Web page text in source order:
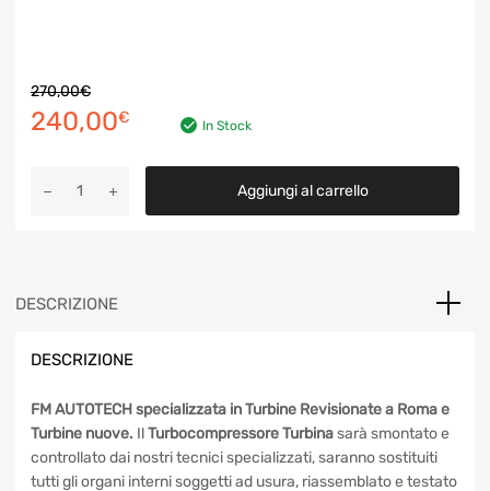
270,00 €
prezzo
270,00€.
attuale
Turbocompressore
Punto,
Palio
quantità
Aggiungi al carrello
FM AUTOTECH specializzata in Turbine Revisionate a Roma
e Turbine nuove.IlTurbocompressore Turbinasarà
smontato e controllato dai nostri tecnici specializzati,